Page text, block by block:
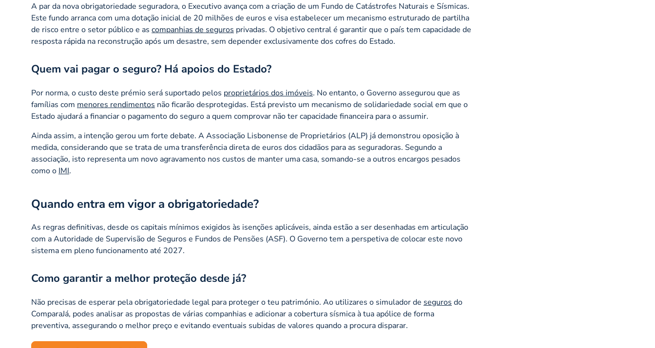
A par da nova obrigatoriedade seguradora, o Executivo avança com a criação de um Fundo de Catástrofes Naturais e Sísmicas.
Este fundo arranca com uma dotação inicial de 20 milhões de euros e visa estabelecer um mecanismo estruturado de partilha
de risco entre o setor público e as companhias de seguros privadas. O objetivo central é garantir que o país tem capacidade de
resposta rápida na reconstrução após um desastre, sem depender exclusivamente dos cofres do Estado.
Quem vai pagar o seguro? Há apoios do Estado?
Por norma, o custo deste prémio será suportado pelos proprietários dos imóveis. No entanto, o Governo assegurou que as
famílias com menores rendimentos não ficarão desprotegidas. Está previsto um mecanismo de solidariedade social em que o
Estado ajudará a financiar o pagamento do seguro a quem comprovar não ter capacidade financeira para o assumir.
Ainda assim, a intenção gerou um forte debate. A Associação Lisbonense de Proprietários (ALP) já demonstrou oposição à
medida, considerando que se trata de uma transferência direta de euros dos cidadãos para as seguradoras. Segundo a
associação, isto representa um novo agravamento nos custos de manter uma casa, somando-se a outros encargos pesados
como o IMI.
Quando entra em vigor a obrigatoriedade?
As regras definitivas, desde os capitais mínimos exigidos às isenções aplicáveis, ainda estão a ser desenhadas em articulação
com a Autoridade de Supervisão de Seguros e Fundos de Pensões (ASF). O Governo tem a perspetiva de colocar este novo
sistema em pleno funcionamento até 2027.
Como garantir a melhor proteção desde já?
Não precisas de esperar pela obrigatoriedade legal para proteger o teu património. Ao utilizares o simulador de seguros do
ComparaJá, podes analisar as propostas de várias companhias e adicionar a cobertura sísmica à tua apólice de forma
preventiva, assegurando o melhor preço e evitando eventuais subidas de valores quando a procura disparar.